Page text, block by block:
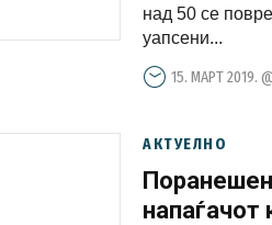
над 50 се
уапсени...
15. МАРТ 2019.
АКТУЕЛНО
напаѓачот